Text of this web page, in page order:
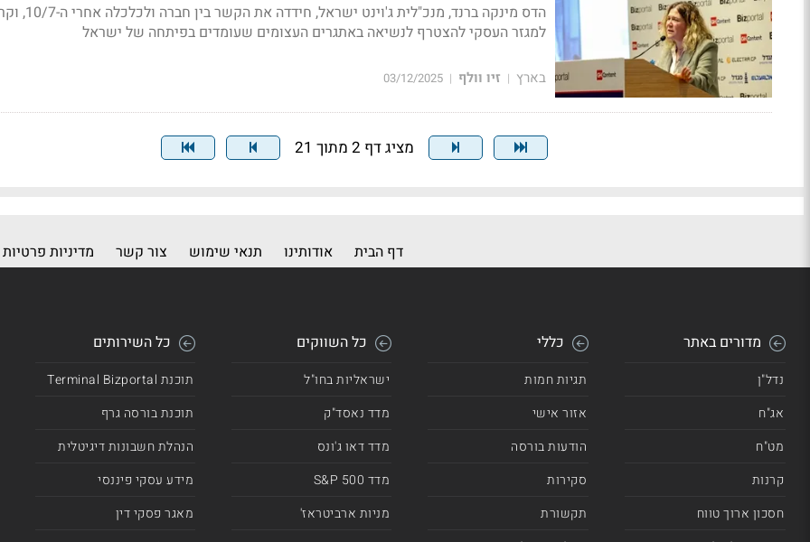
הדס מינקה ברנד, מנכ"לית ג'וינט ישראל,
למגזר העסקי להצטרף לנשיאה באתגרים העצומים שעומדים בפיתחה של ישראל
בארץ | זיו וולף |
03/12/2025
מציג דף 2 מתוך 21
דף הבית אודותינו תנאי שימוש צור קשר מדיניות פרטיות
מדורים באתר
נדל"ן
אג"ח
מט"ח
קרנות
חסכון ארוך טווח
כללי
תגיות חמות
אזור אישי
הודעות בורסה
סקירות
תקשורת
כל השווקים
ישראליות בחו"ל
מדד נאסד"ק
מדד דאו ג'ונס
מדד 500 S&P
מניות ארביטראז'
כל השירותים
תוכנת Terminal Bizportal
תוכנת בורסה גרף
הנהלת חשבונות דיגיטלית
מידע עסקי פיננסי
מאגר פסקי דין